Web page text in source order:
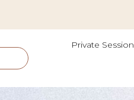
Private Session